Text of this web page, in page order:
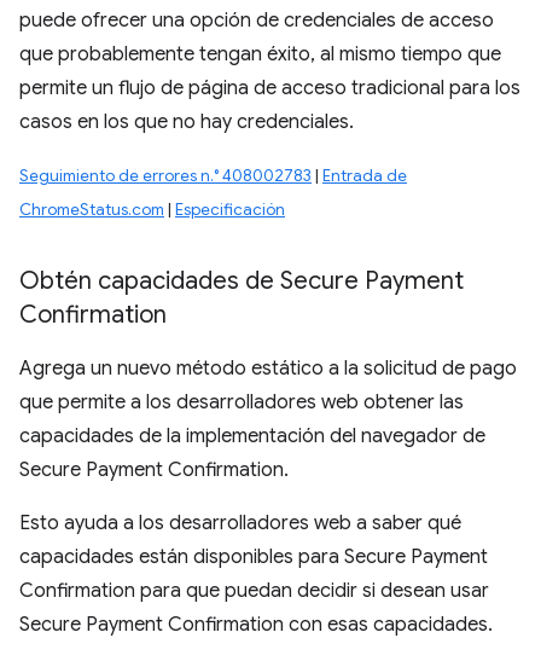
puede ofrecer una opción de credenciales de acceso
que probablemente tengan éxito, al mismo tiempo que
permite un flujo de página de acceso tradicional para los
casos en los que no hay credenciales.
Seguimiento de errores n.° 408002783 | Entrada de
ChromeStatus.com | Especificación
Obtén capacidades de Secure Payment
Confirmation
Agrega un nuevo método estático a la solicitud de pago
que permite a los desarrolladores web obtener las
capacidades de la implementación del navegador de
Secure Payment Confirmation.
Esto ayuda a los desarrolladores web a saber qué
capacidades están disponibles para Secure Payment
Confirmation para que puedan decidir si desean usar
Secure Payment Confirmation con esas capacidades.